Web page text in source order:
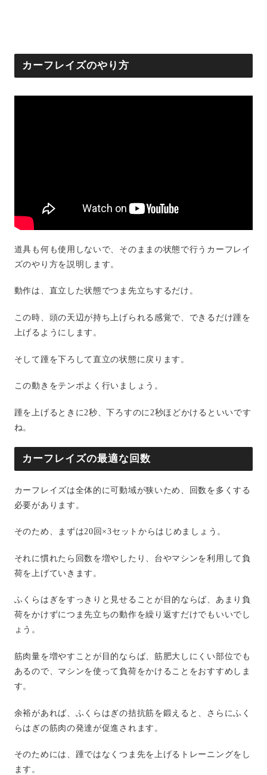
カーフレイズのやり方
道具も何も使用しないで、そのままの状態で行うカーフレイ
ズのやり方を説明します。
動作は、直立した状態でつま先立ちするだけ。
この時、頭の天辺が持ち上げられる感覚で、できるだけ踵を
上げるようにします。
そして踵を下ろして直立の状態に戻ります。
この動きをテンポよく行いましょう。
踵を上げるときに2秒、下ろすのに2秒ほどかけるといいです
ね。
カーフレイズの最適な回数
カーフレイズは全体的に可動域が狭いため、回数を多くする
必要があります。
そのため、まずは20回×3セットからはじめましょう。
それに慣れたら回数を増やしたり、台やマシンを利用して負
荷を上げていきます。
ふくらはぎをすっきりと見せることが目的ならば、あまり負
荷をかけずにつま先立ちの動作を繰り返すだけでもいいでし
ょう。
筋肉量を増やすことが目的ならば、筋肥大しにくい部位でも
あるので、マシンを使って負荷をかけることをおすすめしま
す。
余裕があれば、ふくらはぎの拮抗筋を鍛えると、さらにふく
らはぎの筋肉の発達が促進されます。
そのためには、踵ではなくつま先を上げるトレーニングをし
ます。